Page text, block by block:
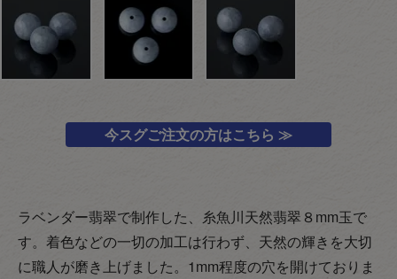
今スグご注文の方はこちら ≫
ラベンダー翡翠で制作した、糸魚川天然翡翠８mm玉で
す。着色などの一切の加工は行わず、天然の輝きを大切
に職人が磨き上げました。1mm程度の穴を開けておりま